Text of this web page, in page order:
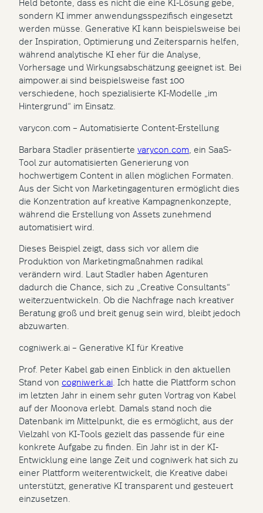
Held betonte, dass es nicht die eine KI-Lösung gebe,
sondern KI immer anwendungsspezifisch eingesetzt
werden müsse. Generative KI kann beispielsweise bei
der Inspiration, Optimierung und Zeitersparnis helfen,
während analytische KI eher für die Analyse,
Vorhersage und Wirkungsabschätzung geeignet ist. Bei
aimpower.ai sind beispielsweise fast 100
verschiedene, hoch spezialisierte KI-Modelle „im
Hintergrund“ im Einsatz.
varycon.com – Automatisierte Content-Erstellung
Barbara Stadler präsentierte varycon.com , ein SaaS-
Tool zur automatisierten Generierung von
hochwertigem Content in allen möglichen Formaten.
Aus der Sicht von Marketingagenturen ermöglicht dies
die Konzentration auf kreative Kampagnenkonzepte,
während die Erstellung von Assets zunehmend
automatisiert wird.
Dieses Beispiel zeigt, dass sich vor allem die
Produktion von Marketingmaßnahmen radikal
verändern wird. Laut Stadler haben Agenturen
dadurch die Chance, sich zu „Creative Consultants“
weiterzuentwickeln. Ob die Nachfrage nach kreativer
Beratung groß und breit genug sein wird, bleibt jedoch
abzuwarten.
cogniwerk.ai – Generative KI für Kreative
Prof. Peter Kabel gab einen Einblick in den aktuellen
Stand von cogniwerk.ai . Ich hatte die Plattform schon
im letzten Jahr in einem sehr guten Vortrag von Kabel
auf der Moonova erlebt. Damals stand noch die
Datenbank im Mittelpunkt, die es ermöglicht, aus der
Vielzahl von KI-Tools gezielt das passende für eine
konkrete Aufgabe zu finden. Ein Jahr ist in der KI-
Entwicklung eine lange Zeit und cogniwerk hat sich zu
einer Plattform weiterentwickelt, die Kreative dabei
unterstützt, generative KI transparent und gesteuert
einzusetzen.